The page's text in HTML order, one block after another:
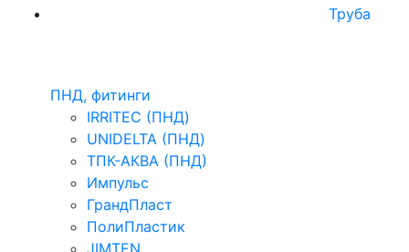
Труба
ПНД, фитинги
IRRITEC (ПНД)
UNIDELTA (ПНД)
ТПК-АКВА (ПНД)
Импульс
ГрандПласт
ПолиПластик
JIMTEN